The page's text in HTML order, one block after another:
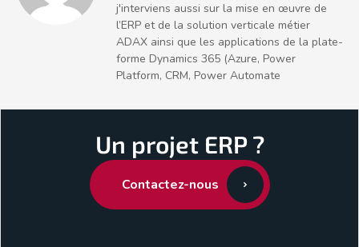
j'interviens aussi sur la mise en œuvre de
l’ERP et de la solution verticale métier
ADAX ainsi que les applications de la plate-
forme Dynamics 365 (Azure, Power
Platform, CRM, Power Automate
Un projet ERP ?
Contactez-nous